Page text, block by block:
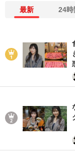
最新 24時